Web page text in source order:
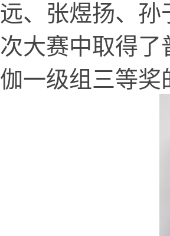
远、张煜扬、
次大赛中取得
伽一级组三等奖